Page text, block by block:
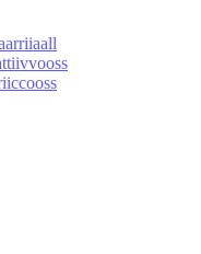
arriiaall
ttiivvooss
iiccooss